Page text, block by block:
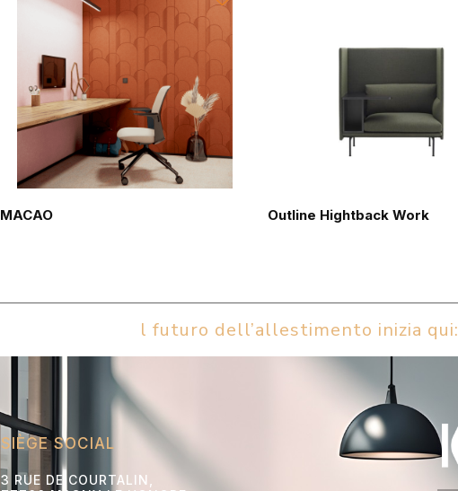
MACAO Outline Hightback Work
l futuro dell’allestimento inizia
SIÈGE SOCIAL
3 RUE DE COURTALIN,